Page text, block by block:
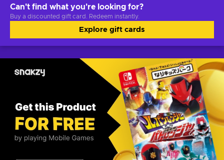
Can't find what you're looking for?
Buy a discounted gift card. Redeem instantly.
Explore gift cards